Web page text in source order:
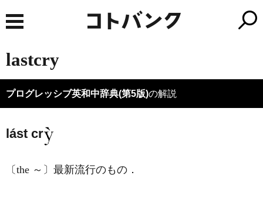
lastcry
プログレッシブ英和中辞典(第5版)の解説
lást cr
〔the ～〕最新流行のもの ．